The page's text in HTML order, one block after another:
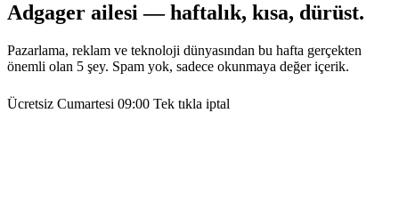
Adgager ailesi — haftalık, kısa, dürüst.
Pazarlama, reklam ve teknoloji dünyasından bu hafta gerçekten
önemli olan 5 şey. Spam yok, sadece okunmaya değer içerik.
Ücretsiz Cumartesi 09:00 Tek tıkla iptal